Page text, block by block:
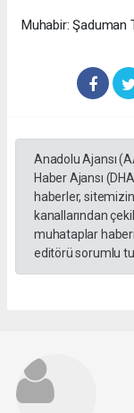
Muhabir: Şaduman
Anadolu Ajansı
Haber Ajansı
haberler,
kanallarından
muhataplar
editörü sorumlu